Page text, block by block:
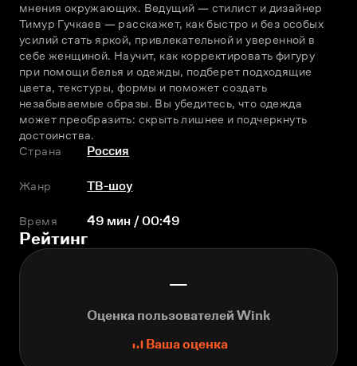
мнения окружающих. Ведущий — стилист и дизайнер
Тимур Гучкаев — расскажет, как быстро и без особых
усилий стать яркой, привлекательной и уверенной в
себе женщиной. Научит, как корректировать фигуру
при помощи белья и одежды, подберет подходящие
цвета, текстуры, формы и поможет создать
незабываемые образы. Вы убедитесь, что одежда
может преобразить: скрыть лишнее и подчеркнуть
достоинства.
Страна
Россия
Жанр ТВ-шоу
Время 49 мин / 00:49
Рейтинг
—
Оценка пользователей Wink
Ваша оценка